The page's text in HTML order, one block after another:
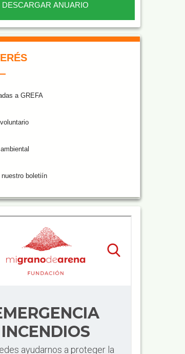
DESCARGAR ANUARIO
a GREFA
boletiín